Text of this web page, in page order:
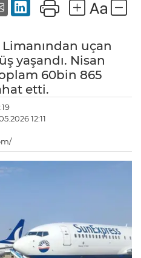
uçan
yaşandı. Nisan
60bin 865
etti.
12:11